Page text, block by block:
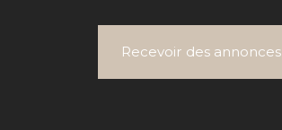
Recevoir des annonces